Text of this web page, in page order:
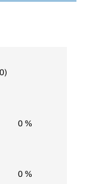
0 %
0 %